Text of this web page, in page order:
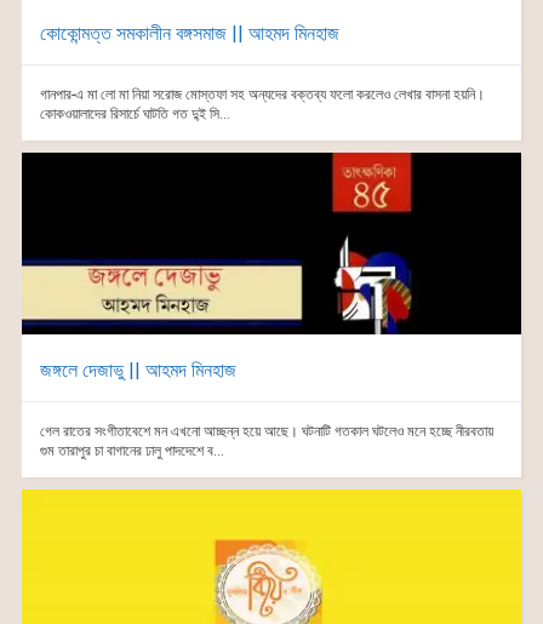
কোকোন্মত্ত সমকালীন বঙ্গসমাজ || আহমদ মিনহাজ
গানপার-এ মা লো মা নিয়া সরোজ মোস্তফা সহ অন্যদের বক্তব্য ফলো করলেও লেখার বাসনা হয়নি।
কোকওয়ালাদের রিসার্চে ঘাটতি গত দু্ই সি...
জঙ্গলে দেজাভু || আহমদ মিনহাজ
গেল রাতের সংগীতাবেশে মন এখনো আচ্ছন্ন হয়ে আছে। ঘটনাটি গতকাল ঘটলেও মনে হচ্ছে নীরবতায়
গুম তারাপুর চা বাগানের ঢালু পাদদেশে ব...